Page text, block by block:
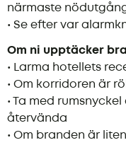
närmaste
• Se efter var
Om ni upptäcker
• Larma hotellets
• Om korridoren är
• Ta med
återvända
• Om branden är